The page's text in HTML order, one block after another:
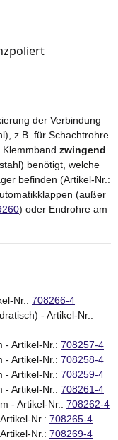
der Verbindung
z.B. für Schachtrohre
zwingend
benötigt, welche
befinden (Artikel-Nr.:
(außer
) oder Endrohre am
Nr.: 708266-4
- Artikel-Nr.:
- Artikel-Nr.: 708257-4
- Artikel-Nr.: 708258-4
- Artikel-Nr.: 708259-4
- Artikel-Nr.: 708261-4
- Artikel-Nr.: 708262-4
Nr.: 708265-4
Nr.: 708269-4